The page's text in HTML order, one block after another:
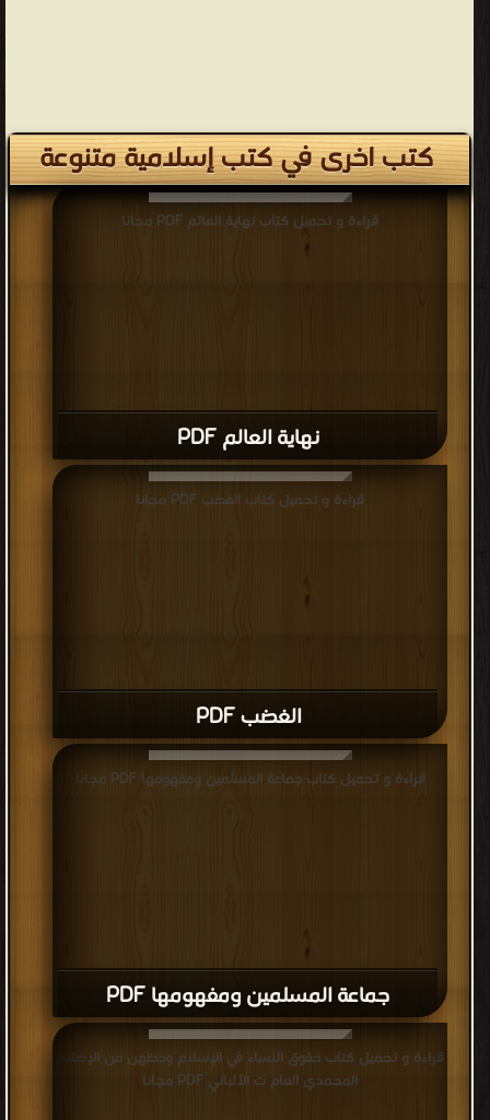
كتب اخرى في كتب إسلامية متنوعة
نهاية العالم PDF
قراءة و تحميل كتاب نهاية العالم PDF مجانا
الغضب PDF
قراءة و تحميل كتاب الغضب PDF مجانا
جماعة المسلمين ومفهومها PDF
قراءة و تحميل كتاب جماعة المسلمين ومفهومها PDF مجانا
قراءة و تحميل كتاب حقوق النساء في الإسلام وحظهن من الإصلاح
المحمدي العام ت الألباني PDF مجانا